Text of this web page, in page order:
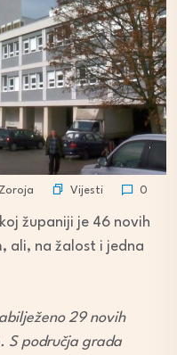
Vijesti 0
županiji je 46 novih
ali, na žalost i jedna
29 novih
S područja grada